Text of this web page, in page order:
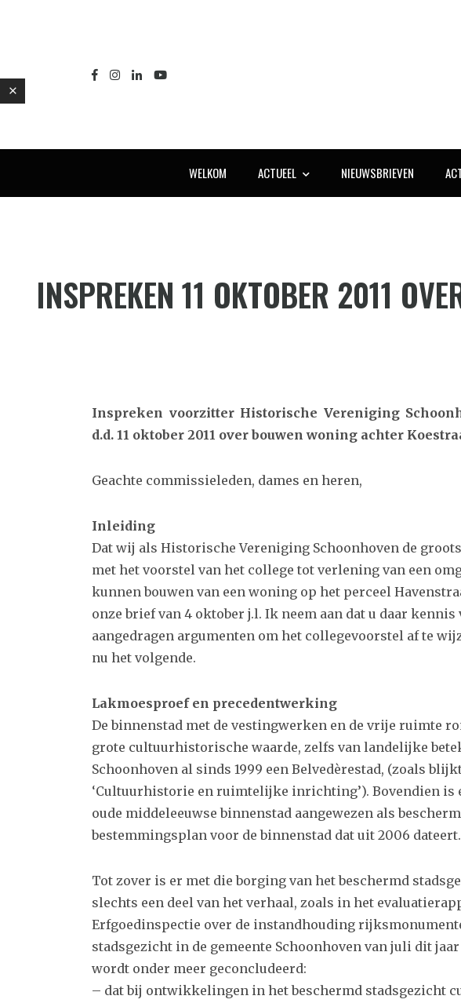
WELKOM ACTUEEL NIEUWSBRIEVEN
INSPREKEN 11 OKTOBER 2011
Inspreken voorzitter Historische Vereniging
d.d. 11 oktober 2011 over bouwen woning achter
Geachte commissieleden, dames en heren,
Inleiding
Dat wij als Historische Vereniging Schoonhoven de
met het voorstel van het college tot verlening van een
kunnen bouwen van een woning op het perceel
onze brief van 4 oktober j.l. Ik neem aan dat u daar kennis
aangedragen argumenten om het collegevoorstel af te
nu het volgende.
Lakmoesproef en precedentwerking
De binnenstad met de vestingwerken en de vrije ruimte
grote cultuurhistorische waarde, zelfs van landelijke
Schoonhoven al sinds 1999 een Belvedèrestad, (zoals
‘Cultuurhistorie en ruimtelijke inrichting’). Bovendien is
oude middeleeuwse binnenstad aangewezen als
bestemmingsplan voor de binnenstad dat uit 2006 dateert.
Tot zover is er met die borging van het beschermd
slechts een deel van het verhaal, zoals in het
Erfgoedinspectie over de instandhouding
stadsgezicht in de gemeente Schoonhoven van juli dit
wordt onder meer geconcludeerd:
– dat bij ontwikkelingen in het beschermd stadsgezicht